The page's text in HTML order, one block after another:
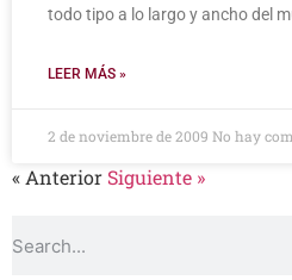
todo tipo a lo largo y ancho del
LEER MÁS »
2 de noviembre de 2009 No hay
« Anterior Siguiente »